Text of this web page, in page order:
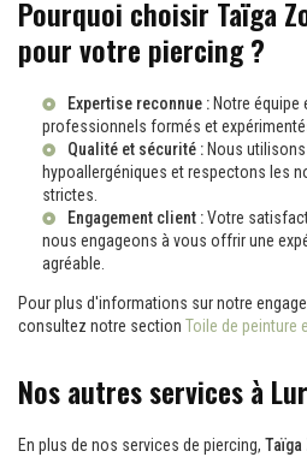
Pourquoi choisir Taïga
pour votre piercing ?
Expertise reconnue : Notre
professionnels formés et
Qualité et sécurité : Nous
hypoallergéniques et respectons les
strictes.
Engagement client :Votre
nous engageons à vous offrir une
agréable.
Pour plus d'informations sur notre
consultez notre section Toile de peinture
Nos autres services à
En plus de nos services de piercing,